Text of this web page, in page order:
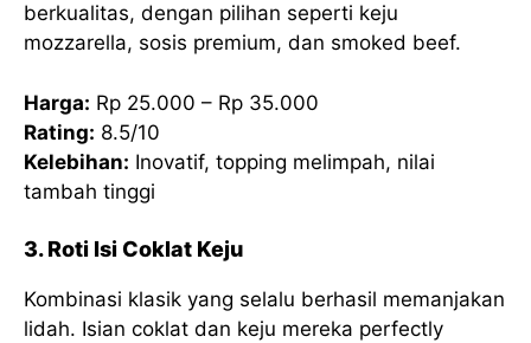
berkualitas, dengan pilihan seperti keju
mozzarella, sosis premium, dan smoked beef.
Harga: Rp 25.000 – Rp 35.000
Rating: 8.5/10
Kelebihan: Inovatif, topping melimpah, nilai
tambah tinggi
3. Roti Isi Coklat Keju
Kombinasi klasik yang selalu berhasil memanjakan
lidah. Isian coklat dan keju mereka perfectly